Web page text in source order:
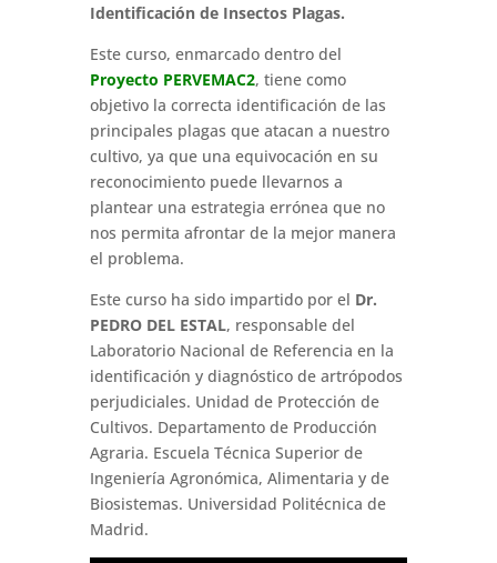
Identificación de Insectos Plagas.
Este curso, enmarcado dentro del
Proyecto PERVEMAC2, tiene como
objetivo la correcta identificación de las
principales plagas que atacan a nuestro
cultivo, ya que una equivocación en su
reconocimiento puede llevarnos a
plantear una estrategia errónea que no
nos permita afrontar de la mejor manera
el problema.
Este curso ha sido impartido por el Dr.
PEDRO DEL ESTAL, responsable del
Laboratorio Nacional de Referencia en la
identificación y diagnóstico de artrópodos
perjudiciales. Unidad de Protección de
Cultivos. Departamento de Producción
Agraria. Escuela Técnica Superior de
Ingeniería Agronómica, Alimentaria y de
Biosistemas. Universidad Politécnica de
Madrid.